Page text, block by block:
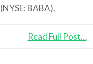
(NYSE: BABA).
Read Full Post…